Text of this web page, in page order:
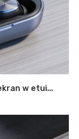
w etui...